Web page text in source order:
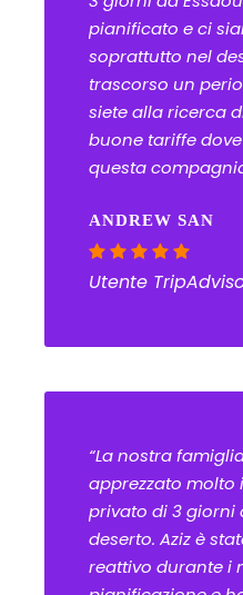
pianificato e ci
soprattutto nel
trascorso un
siete alla ricerca
buone tariffe
questa
ANDREW SAN
Utente
“La nostra
apprezzato molto
privato di 3 giorni
deserto. Aziz è
reattivo durante i